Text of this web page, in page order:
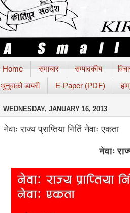
Home समाचार सम्पादकीय
थुनुवाको डायरी
E-Paper (PDF)
WEDNESDAY, JANUARY 16, 2013
नेवाः राज्य प्राप्तिया नितिं नेवाः एकता
नेवाः